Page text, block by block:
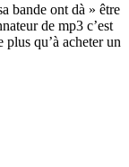
bande ont dà » être
de mp3 c’est
qu’à acheter un